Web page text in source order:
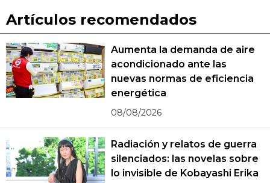
Artículos recomendados
Aumenta la demanda de aire
acondicionado ante las
nuevas normas de eficiencia
energética
08/08/2026
Radiación y relatos de guerra
silenciados: las novelas sobre
lo invisible de Kobayashi Erika